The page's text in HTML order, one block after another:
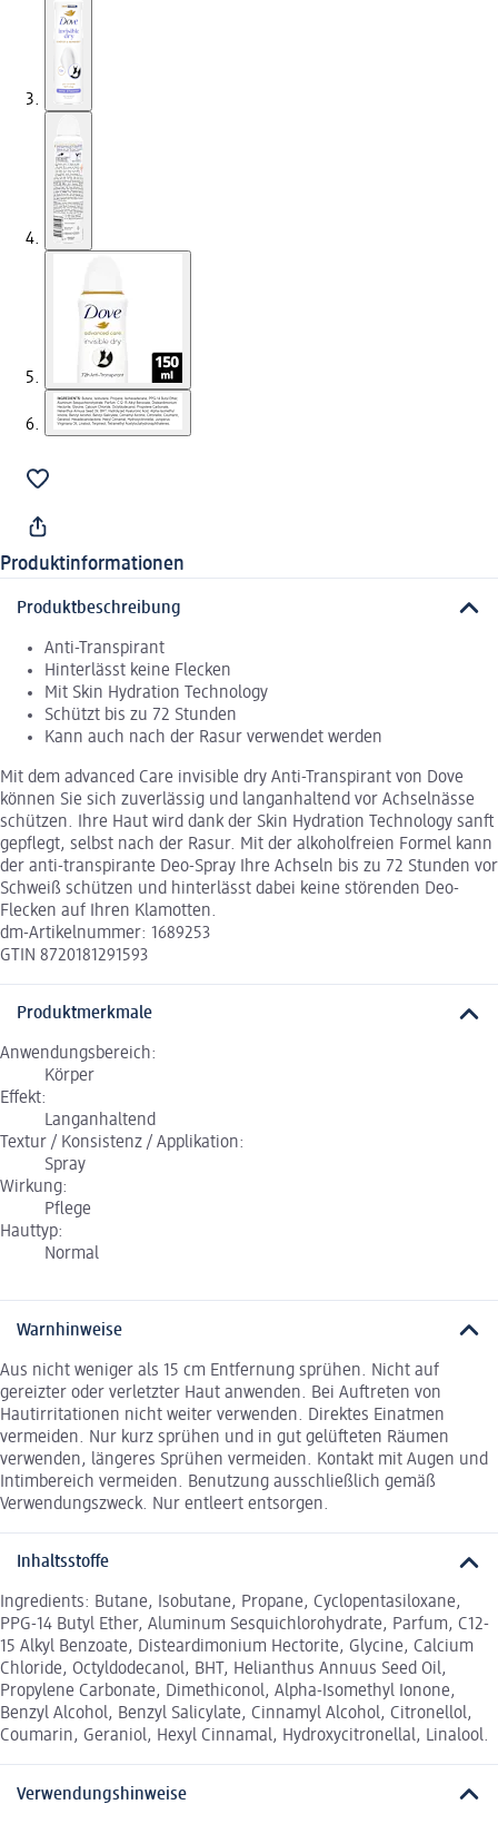
Produktinformationen
Produktbeschreibung
Anti-Transpirant
Hinterlässt keine Flecken
Mit Skin Hydration Technology
Schützt bis zu 72 Stunden
Kann auch nach der Rasur verwendet werden
Mit dem advanced Care invisible dry Anti-Transpirant von Dove
können Sie sich zuverlässig und langanhaltend vor Achselnässe
schützen. Ihre Haut wird dank der Skin Hydration Technology sanft
gepflegt, selbst nach der Rasur. Mit der alkoholfreien Formel kann
der anti-transpirante Deo-Spray Ihre Achseln bis zu 72 Stunden vor
Schweiß schützen und hinterlässt dabei keine störenden Deo-
Flecken auf Ihren Klamotten.
dm-Artikelnummer: 1689253
GTIN 8720181291593
Produktmerkmale
Anwendungsbereich:
Körper
Effekt:
Langanhaltend
Textur / Konsistenz / Applikation:
Spray
Wirkung:
Pflege
Hauttyp:
Normal
Warnhinweise
Aus nicht weniger als 15 cm Entfernung sprühen. Nicht auf
gereizter oder verletzter Haut anwenden. Bei Auftreten von
Hautirritationen nicht weiter verwenden. Direktes Einatmen
vermeiden. Nur kurz sprühen und in gut gelüfteten Räumen
verwenden, längeres Sprühen vermeiden. Kontakt mit Augen und
Intimbereich vermeiden. Benutzung ausschließlich gemäß
Verwendungszweck. Nur entleert entsorgen.
Inhaltsstoffe
Ingredients: Butane, Isobutane, Propane, Cyclopentasiloxane,
PPG-14 Butyl Ether, Aluminum Sesquichlorohydrate, Parfum, C12-
15 Alkyl Benzoate, Disteardimonium Hectorite, Glycine, Calcium
Chloride, Octyldodecanol, BHT, Helianthus Annuus Seed Oil,
Propylene Carbonate, Dimethiconol, Alpha-Isomethyl Ionone,
Benzyl Alcohol, Benzyl Salicylate, Cinnamyl Alcohol, Citronellol,
Coumarin, Geraniol, Hexyl Cinnamal, Hydroxycitronellal, Linalool.
Verwendungshinweise